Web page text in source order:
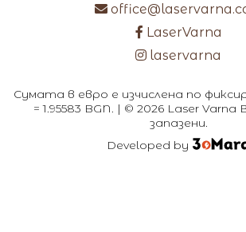
LaserVarna
laservarna
Сумата в евро е изчислена по
= 1.95583 BGN. | © 2026 Laser Varna
запазени.
Developed by